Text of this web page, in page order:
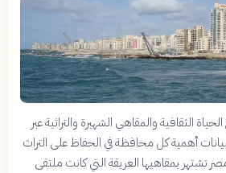
الثقافية والمقاهي الشهيرة والتراثية عبر
أهمية كل محافظة في الحفاظ على التراث
تشتهر بمقاهيها العريقة التي كانت ملتقى